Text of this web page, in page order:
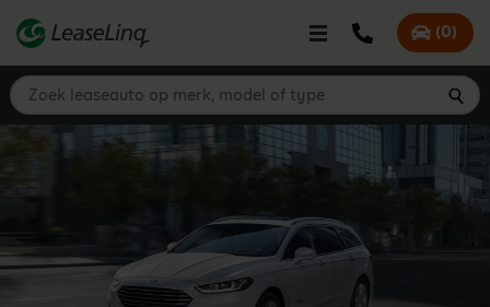
Bel LeaseLinq
Mijn
(0)
Zoek leaseauto op merk, model of type